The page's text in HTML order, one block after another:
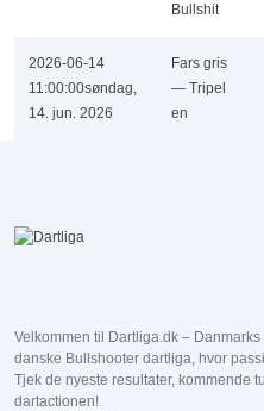
Bullshit
2026-06-14
11:00:00søndag,
14. jun. 2026
Fars gris
— Tripel
en
Velkommen til Dartliga.dk –
danske Bullshooter dartliga, hvor
Tjek de nyeste resultater, kommende
dartactionen!